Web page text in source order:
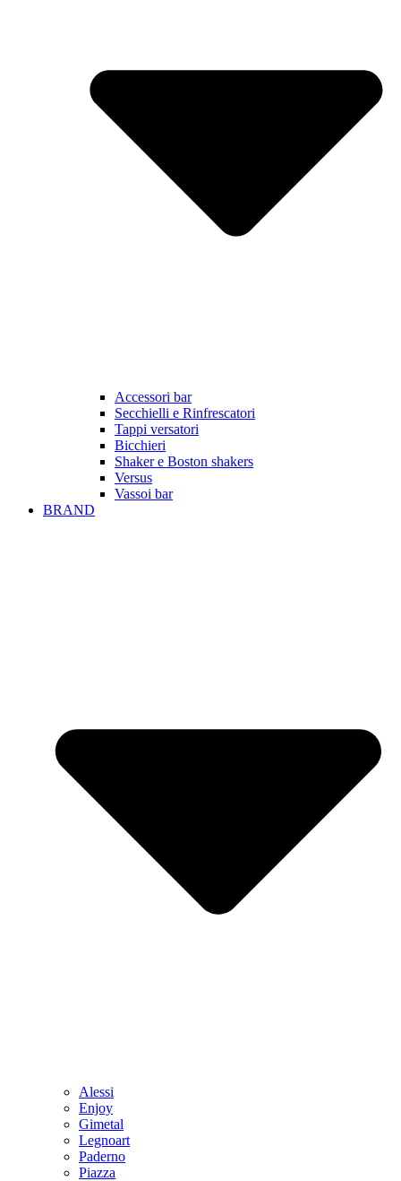
Accessori bar
Secchielli e Rinfrescatori
Tappi versatori
Bicchieri
Shaker e Boston shakers
Versus
Vassoi bar
BRAND
Alessi
Enjoy
Gimetal
Legnoart
Paderno
Piazza